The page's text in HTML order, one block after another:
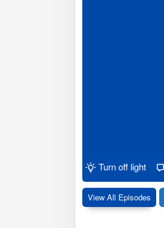
Turn off light
View All Episodes